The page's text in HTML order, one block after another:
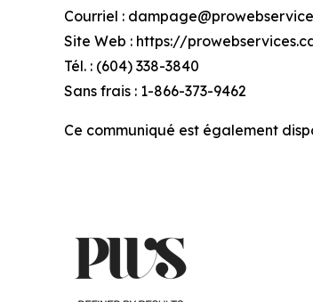
Courriel :
Site Web : https://
Tél. : (604) 338-3840
Sans frais : 1-866-373-9462
Ce communiqué est également